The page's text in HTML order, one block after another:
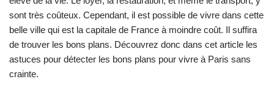
sont très coûteux. Cependant, il est possible de vivre dans cette
belle ville qui est la capitale de France à moindre coût. Il suffira
de trouver les bons plans. Découvrez donc dans cet article les
astuces pour détecter les bons plans pour vivre à Paris sans
crainte.